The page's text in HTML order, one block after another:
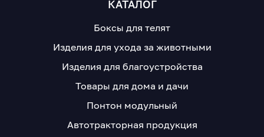
КАТАЛОГ
Боксы для телят
Изделия для ухода за животными
Изделия для благоустройства
Товары для дома и дачи
Понтон модульный
Автотракторная продукция